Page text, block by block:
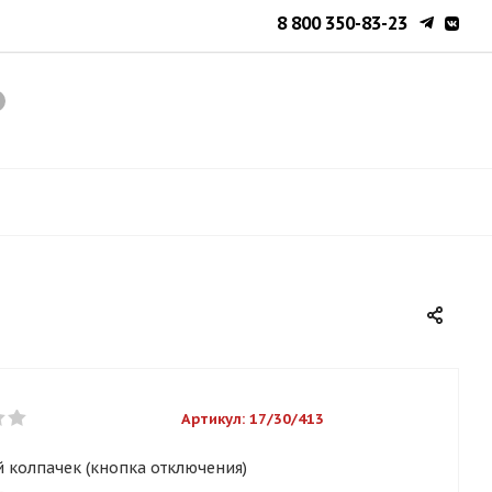
8 800 350-83-23
Артикул: 17/30/413
(кнопка отключения)